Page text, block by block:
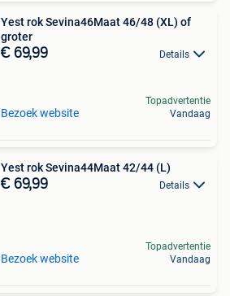
Yest rok Sevina46Maat 46/48 (XL) of
groter
€ 69,99 Details
Bezoek website
Topadvertentie
Vandaag
Yest rok Sevina44Maat 42/44 (L)
€ 69,99 Details
Bezoek website
Topadvertentie
Vandaag